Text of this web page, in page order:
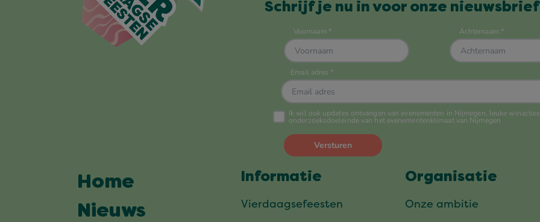
Schrijf je nu in voor onze
Home
Nieuws
Informatie
Vierdaagsefeesten
Organisatie
Onze ambitie